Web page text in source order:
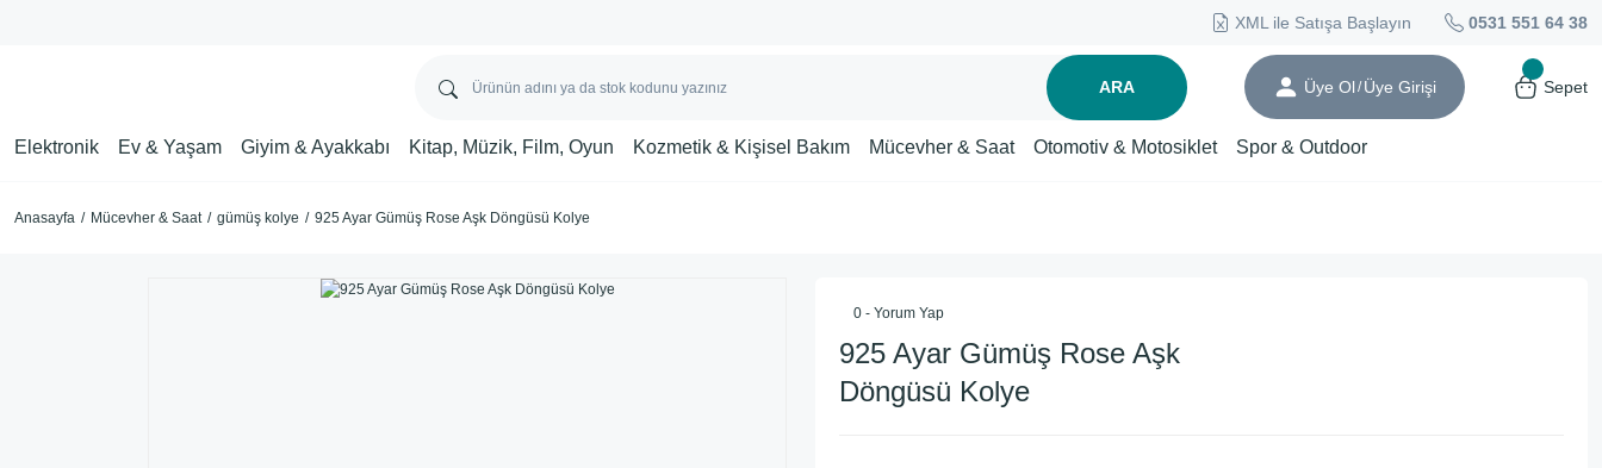
XML ile Satışa Başlayın 0531 551 64 38
ARA Üye Ol/ Üye Girişi Sepet
Elektronik Ev & Yaşam Giyim & Ayakkabı Kitap, Müzik, Film, Oyun Kozmetik & Kişisel Bakım Mücevher & Saat Otomotiv & Motosiklet Spor & Outdoor
Anasayfa Mücevher & Saat gümüş kolye 925 Ayar Gümüş Rose Aşk Döngüsü Kolye
0 - Yorum Yap
925 Ayar Gümüş Rose Aşk
Döngüsü Kolye